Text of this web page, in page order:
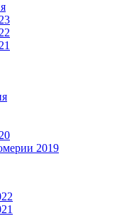
2019